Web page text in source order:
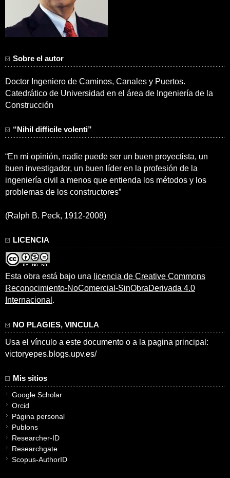
Sobre el autor
Doctor Ingeniero de Caminos, Canales y Puertos.
Catedrático de Universidad en el área de Ingeniería de la
Construcción
“Nihil difficile volenti”
“En mi opinión, nadie puede ser un buen proyectista, un
buen investigador, un buen líder en la profesión de la
ingeniería civil a menos que entienda los métodos y los
problemas de los constructores”
(Ralph B. Peck, 1912-2008)
LICENCIA
Esta obra está bajo una licencia de Creative Commons
Reconocimiento-NoComercial-SinObraDerivada 4.0
Internacional .
NO PLAGIES, VINCULA
Usa el vínculo a este documento o a la pagina principal:
victoryepes.blogs.upv.es/
Mis sitios
Google Scholar
Orcid
Página personal
Publons
Researcher-ID
Researchgate
Scopus-AuthorID